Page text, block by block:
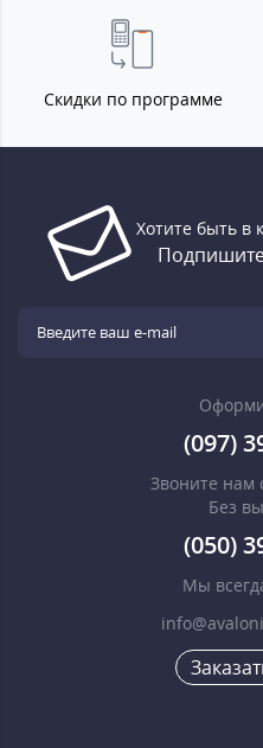
Скидки по программе
Хотите быть в
(097)
Звоните нам
Без
(050)
Мы